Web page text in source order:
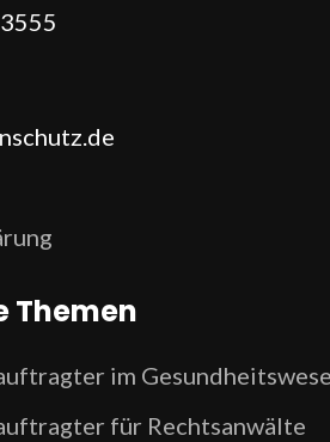
Themen
im
für Rechtsanwälte